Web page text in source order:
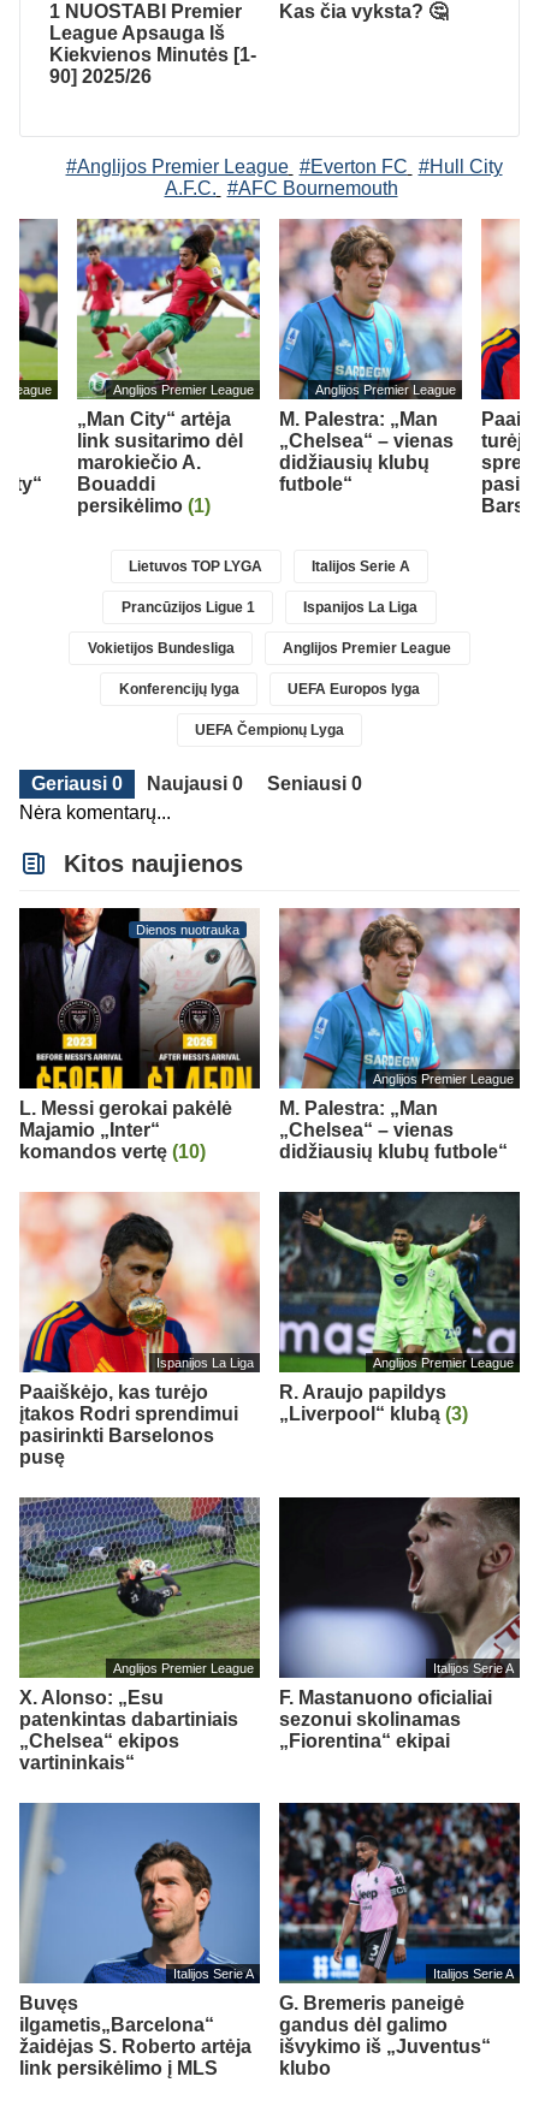
1 NUOSTABI Premier
League Apsauga Iš
Kiekvienos Minutės [1-
90] 2025/26
Kas čia vyksta? 🤔
#Anglijos Premier League #Everton FC #Hull City
A.F.C. #AFC Bournemouth
League Anglijos Premier League
„Man City“ artėja
link susitarimo dėl
marokiečio A.
Bouaddi
persikėlimo (1)
Anglijos Premier League
M. Palestra: „Man
„Chelsea“ – vienas
didžiausių klubų
futbole“
turėjo
Lietuvos TOP LYGA Italijos Serie A
Prancūzijos Ligue 1 Ispanijos La Liga
Vokietijos Bundesliga Anglijos Premier League
Konferencijų lyga UEFA Europos lyga
UEFA Čempionų Lyga
Geriausi 0 Naujausi 0
Seniausi 0
Nėra komentarų...
Kitos naujienos
Dienos nuotrauka
L. Messi gerokai pakėlė
Majamio „Inter“
komandos vertę (10)
Anglijos Premier League
M. Palestra: „Man
„Chelsea“ – vienas
didžiausių klubų futbole“
Ispanijos La Liga
Paaiškėjo, kas turėjo
įtakos Rodri sprendimui
pasirinkti Barselonos
pusę
Anglijos Premier League
R. Araujo papildys
„Liverpool“ klubą (3)
Anglijos Premier League
X. Alonso: „Esu
patenkintas dabartiniais
„Chelsea“ ekipos
vartininkais“
Italijos Serie A
F. Mastanuono oficialiai
sezonui skolinamas
„Fiorentina“ ekipai
Italijos Serie A
Buvęs
ilgametis„Barcelona“
žaidėjas S. Roberto artėja
link persikėlimo į MLS
Italijos Serie A
G. Bremeris paneigė
gandus dėl galimo
išvykimo iš „Juventus“
klubo